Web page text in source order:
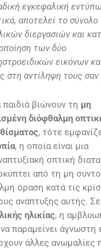
εγκεφαλική
αποτελεί το
διεργασιών και
των δύο
εικόνων
στη αντίληψη τους σαν
βιώνουν τη μη
διόφθαλμη
, τότε
, η οποία είναι μια
οπτική
από τη μη
όραση κατά τις
ανάπτυξης αυτής. Σε
ηλικίας, η
παραμείνει άγνωστη
άλλες ανωμαλίες